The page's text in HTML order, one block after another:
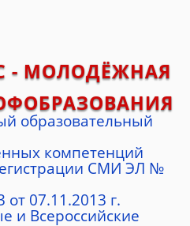
- МОЛОДЁЖНАЯ
образовательный
компетенций
СМИ ЭЛ №
от 07.11.2013 г.
и Всероссийские